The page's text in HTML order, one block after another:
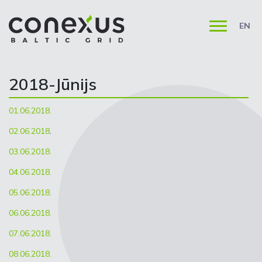
EN
2018-Jūnijs
01.06.2018.
02.06.2018.
03.06.2018.
04.06.2018.
05.06.2018.
06.06.2018.
07.06.2018.
08.06.2018.